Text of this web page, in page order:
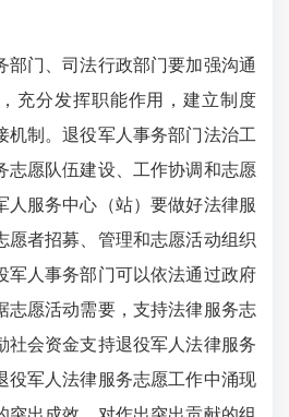
门、司法行政部门要加强沟通
充分发挥职能作用，建立制度
机制。退役军人事务部门法治工
志愿队伍建设、工作协调和志愿
人服务中心（站）要做好法律服
愿者招募、管理和志愿活动组织
军人事务部门可以依法通过政府
志愿活动需要，支持法律服务志
社会资金支持退役军人法律服务
役军人法律服务志愿工作中涌现